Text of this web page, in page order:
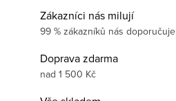
Zákazníci nás milují
99 % zákazníků nás doporučuje
Doprava zdarma
nad 1 500 Kč